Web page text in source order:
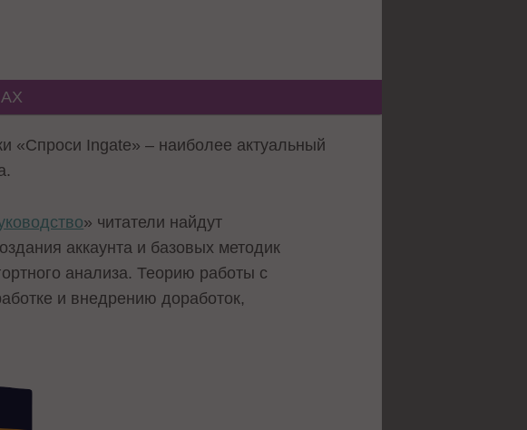
«Спроси Ingate» – наиболее актуальный
» читатели найдут
аккаунта и базовых методик
анализа. Теорию работы с
и внедрению доработок,